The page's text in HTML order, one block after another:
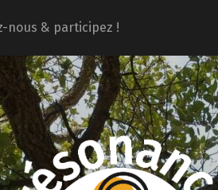
nous & participez !